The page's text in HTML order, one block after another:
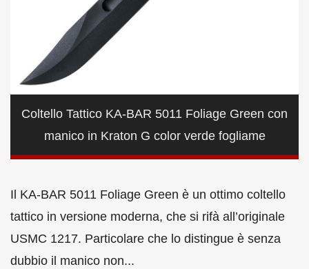
Coltello Tattico KA-BAR 5011 Foliage Green con
manico in Kraton G color verde fogliame
Il KA-BAR 5011 Foliage Green è un ottimo coltello
tattico in versione moderna, che si rifà all’originale
USMC 1217. Particolare che lo distingue è senza
dubbio il manico non...